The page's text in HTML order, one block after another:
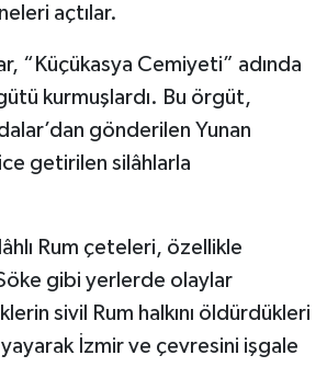
açtılar.
“Küçükasya Cemiyeti” adında
kurmuşlardı. Bu örgüt,
gönderilen Yunan
getirilen silâhlarla
Rum çeteleri, özellikle
gibi yerlerde olaylar
sivil Rum halkını öldürdükleri
yayarak İzmir ve çevresini işgale